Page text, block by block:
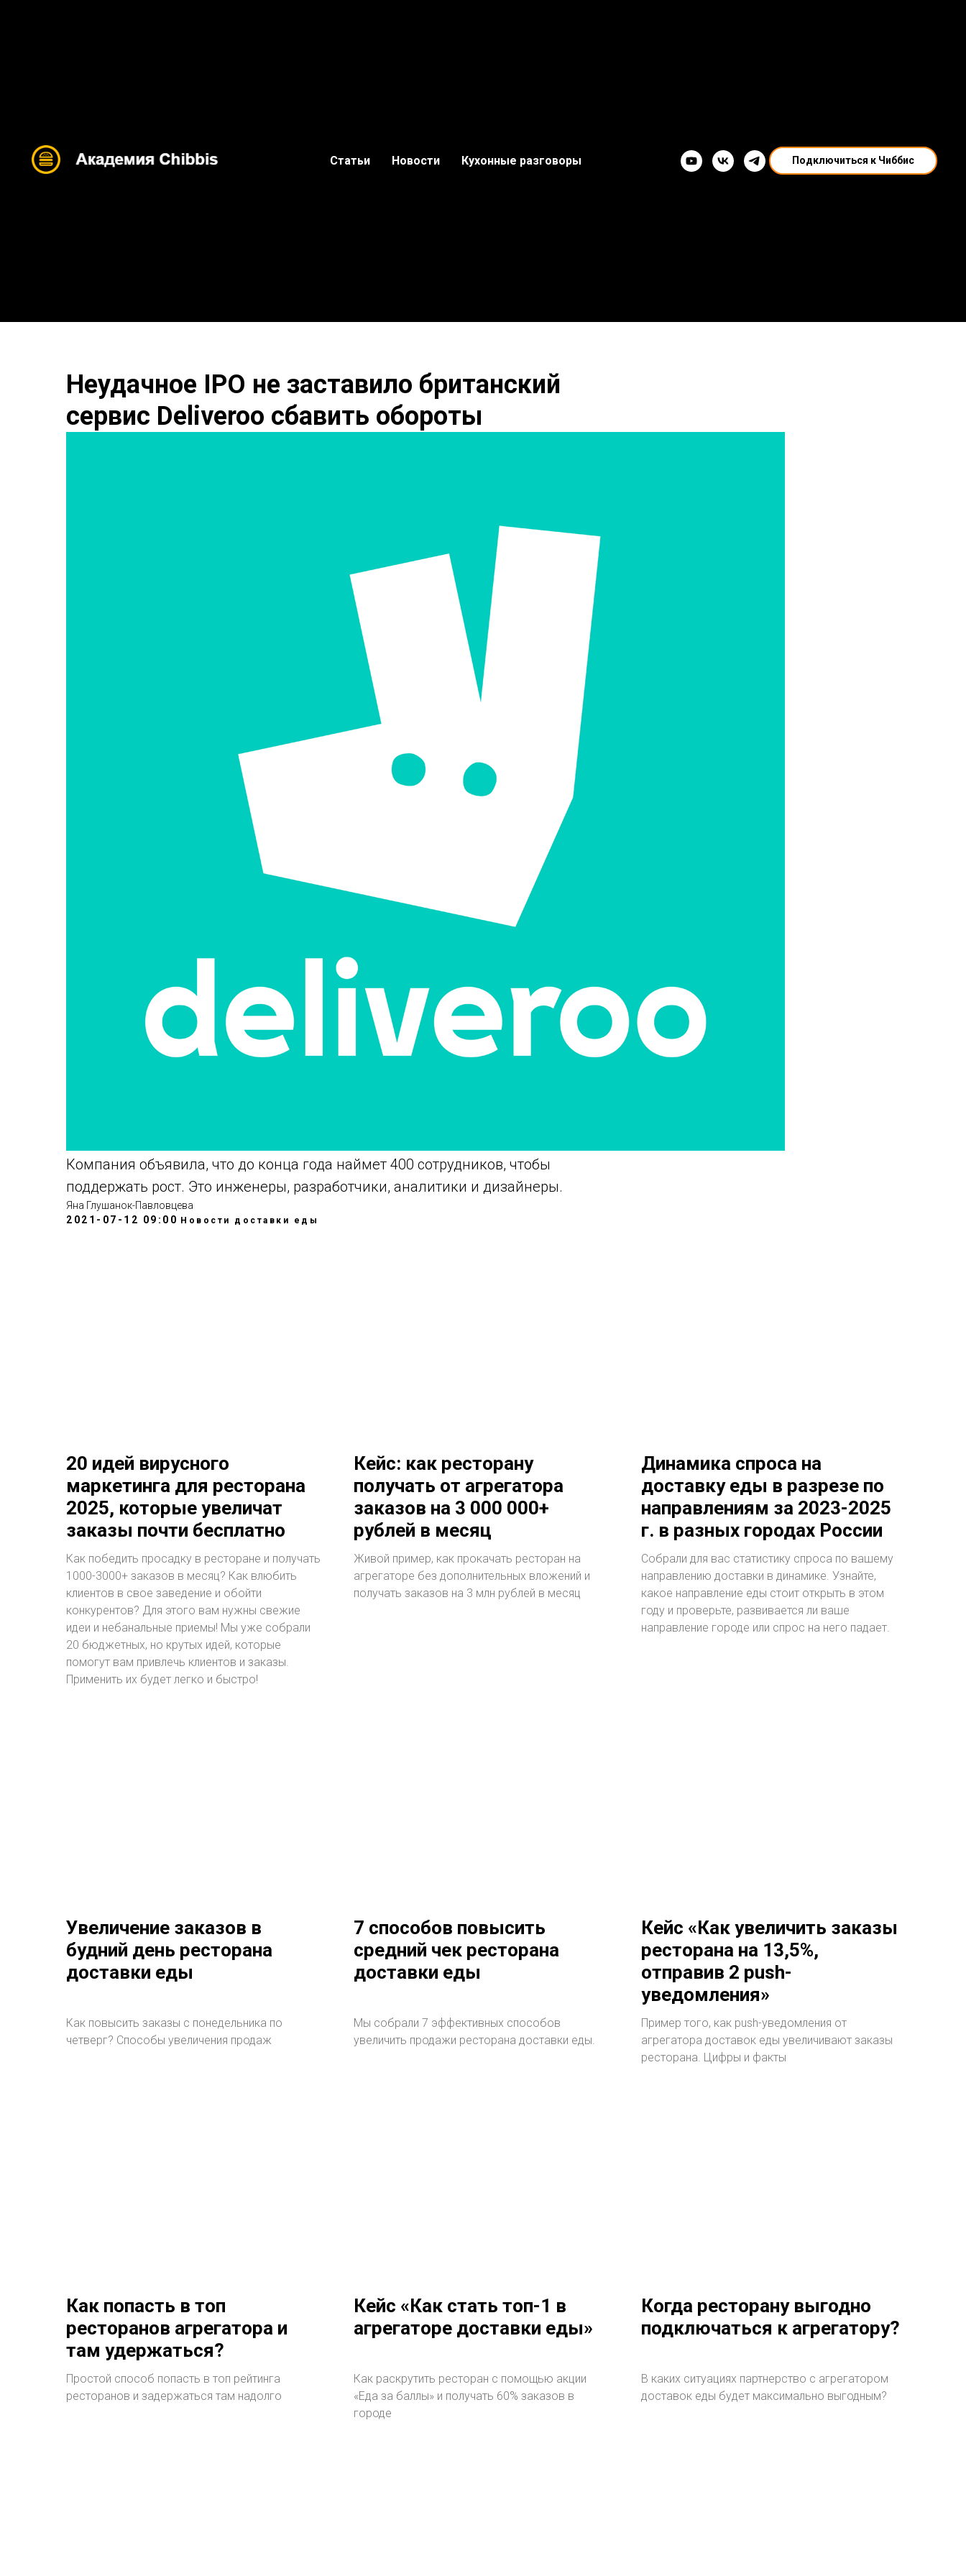
Статьи Новости Кухонные разговоры Подключиться к Чиббис
Неудачное IPO не заставило британский
сервис Deliveroo сбавить обороты
Компания объявила, что до конца года наймет 400 сотрудников, чтобы
поддержать рост. Это инженеры, разработчики, аналитики и дизайнеры.
Яна Глушанок-Павловцева
2021-07-12 09:00 Новости доставки еды
20 идей вирусного
маркетинга для ресторана
2025, которые увеличат
заказы почти бесплатно
Как победить просадку в ресторане и получать
1000-3000+ заказов в месяц? Как влюбить
клиентов в свое заведение и обойти
конкурентов? Для этого вам нужны свежие
идеи и небанальные приемы! Мы уже собрали
20 бюджетных, но крутых идей, которые
помогут вам привлечь клиентов и заказы.
Применить их будет легко и быстро!
Кейс: как ресторану
получать от агрегатора
заказов на 3 000 000+
рублей в месяц
Живой пример, как прокачать ресторан на
агрегаторе без дополнительных вложений и
получать заказов на 3 млн рублей в месяц
Динамика спроса на
доставку еды в разрезе по
направлениям за 2023-2025
г. в разных городах России
Собрали для вас статистику спроса по вашему
направлению доставки в динамике. Узнайте,
какое направление еды стоит открыть в этом
году и проверьте, развивается ли ваше
направление городе или спрос на него падает.
Увеличение заказов в
будний день ресторана
доставки еды
Как повысить заказы с понедельника по
четверг? Способы увеличения продаж
7 способов повысить
средний чек ресторана
доставки еды
Мы собрали 7 эффективных способов
увеличить продажи ресторана доставки еды.
Кейс «Как увеличить заказы
ресторана на 13,5%,
отправив 2 push-
уведомления»
Пример того, как push-уведомления от
агрегатора доставок еды увеличивают заказы
ресторана. Цифры и факты
Как попасть в топ
ресторанов агрегатора и
там удержаться?
Простой способ попасть в топ рейтинга
ресторанов и задержаться там надолго
Кейс «Как стать топ-1 в
агрегаторе доставки еды»
Как раскрутить ресторан с помощью акции
«Еда за баллы» и получать 60% заказов в
городе
Когда ресторану выгодно
подключаться к агрегатору?
В каких ситуациях партнерство с агрегатором
доставок еды будет максимально выгодным?